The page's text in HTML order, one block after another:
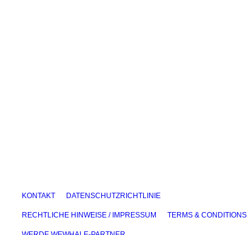
KONTAKT DATENSCHUTZRICHTLINIE
RECHTLICHE HINWEISE / IMPRESSUM TERMS & CONDITIONS